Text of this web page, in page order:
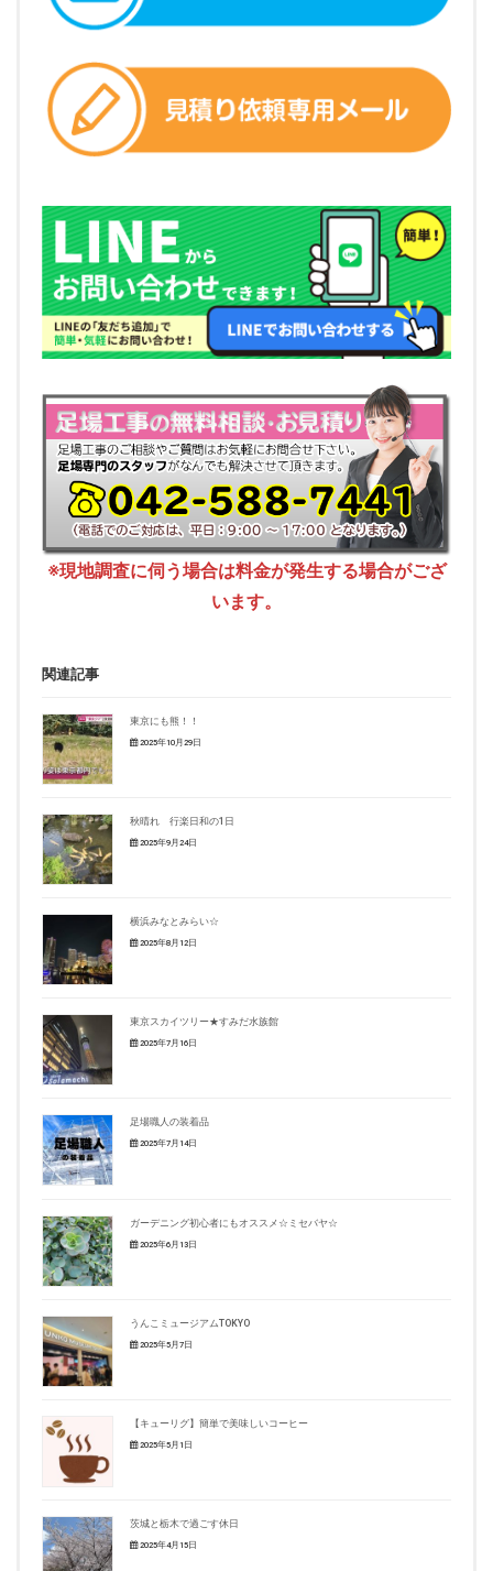
※現地調査に伺う場合は料金が発生する場合がござ
います。
関連記事
東京にも熊！！
2025年10月29日
秋晴れ 行楽日和の1日
2025年9月24日
横浜みなとみらい☆
2025年8月12日
東京スカイツリー★すみだ水族館
2025年7月16日
足場職人の装着品
2025年7月14日
ガーデニング初心者にもオススメ☆ミセバヤ☆
2025年6月13日
うんこミュージアムTOKYO
2025年5月7日
【キューリグ】簡単で美味しいコーヒー
2025年5月1日
茨城と栃木で過ごす休日
2025年4月15日